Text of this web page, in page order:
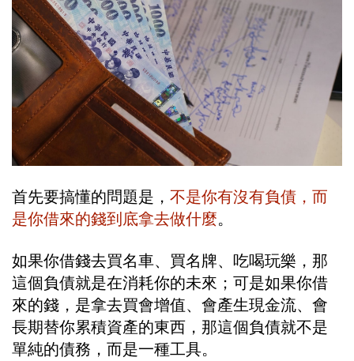
首先要搞懂的問題是， 不是你有沒有負債，而
是你借來的錢到底拿去做什麼。
如果你借錢去買名車、買名牌、吃喝玩樂，那
這個負債就是在消耗你的未來；可是如果你借
來的錢，是拿去買會增值、會產生現金流、會
長期替你累積資產的東西，那這個負債就不是
單純的債務，而是一種工具。